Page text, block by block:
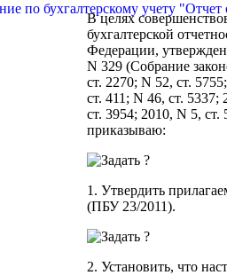
по бухгалтерскому учету
В целях
бухгалтерской
Федерации,
N 329 (Собрание
ст. 2270; N 52, ст.
ст. 411; N 46, ст. 5337;
ст. 3954; 2010, N 5, ст.
приказываю:
1. Утвердить
(ПБУ 23/2011).
2. Установить, что